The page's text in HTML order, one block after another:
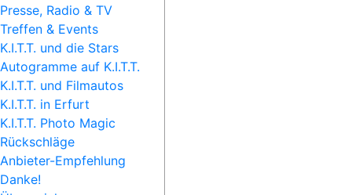
Presse, Radio & TV
Treffen & Events
K.I.T.T. und die Stars
Autogramme auf K.I.T.T.
K.I.T.T. und Filmautos
K.I.T.T. in Erfurt
K.I.T.T. Photo Magic
Rückschläge
Anbieter-Empfehlung
Danke!